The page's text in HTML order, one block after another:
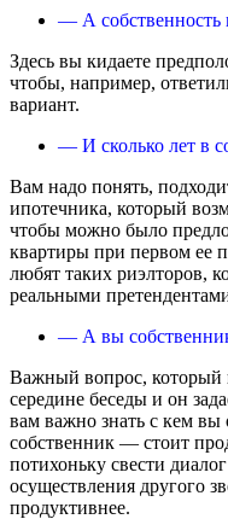
— А собственность
Здесь вы кидаете
чтобы, например,
вариант.
— И сколько лет в
Вам надо понять,
ипотечника, который
чтобы можно было
квартиры при первом ее
любят таких риэлторов,
реальными
— А вы
Важный вопрос, который
середине беседы и он
вам важно знать с кем вы
собственник — стоит
потихоньку свести
осуществления другого
продуктивнее.